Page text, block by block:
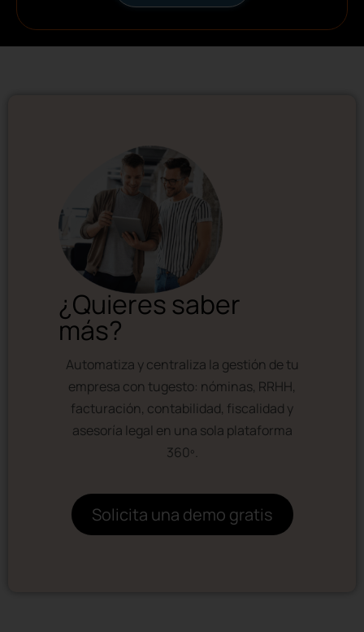
¿Quieres saber
más?
Automatiza y centraliza la gestión de tu
empresa con tugesto: nóminas, RRHH,
facturación, contabilidad, fiscalidad y
asesoría legal en una sola plataforma
360º.
Solicita una demo gratis